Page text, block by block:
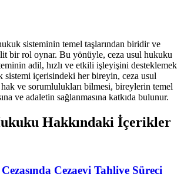
sisteminin temel taşlarından biridir ve
bir rol oynar. Bu yönüyle, ceza usul hukuku
adil, hızlı ve etkili işleyişini desteklemek
içerisindeki her bireyin, ceza usul
ve sorumlulukları bilmesi, bireylerin temel
ve adaletin sağlanmasına katkıda bulunur.
Hakkındaki İçerikler
Cezaevi Tahliye Süreci